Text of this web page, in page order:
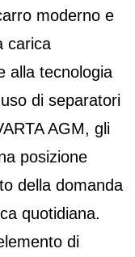
moderno e
carica
alla tecnologia
di separatori
AGM, gli
posizione
della domanda
quotidiana.
di